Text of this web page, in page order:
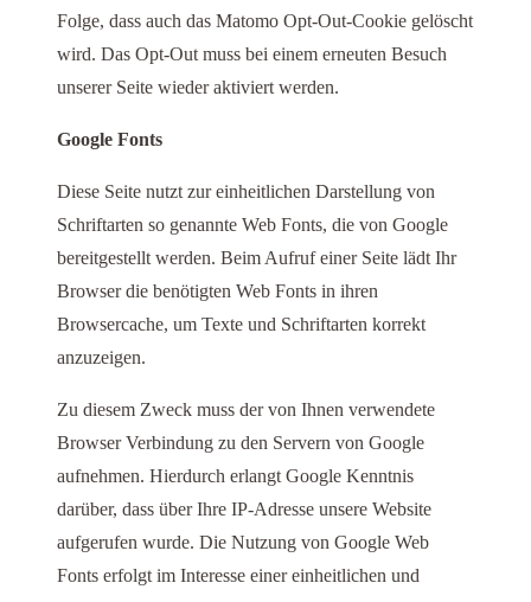
Folge, dass auch das Matomo Opt-Out-Cookie gelöscht
wird. Das Opt-Out muss bei einem erneuten Besuch
unserer Seite wieder aktiviert werden.
Google Fonts
Diese Seite nutzt zur einheitlichen Darstellung von
Schriftarten so genannte Web Fonts, die von Google
bereitgestellt werden. Beim Aufruf einer Seite lädt Ihr
Browser die benötigten Web Fonts in ihren
Browsercache, um Texte und Schriftarten korrekt
anzuzeigen.
Zu diesem Zweck muss der von Ihnen verwendete
Browser Verbindung zu den Servern von Google
aufnehmen. Hierdurch erlangt Google Kenntnis
darüber, dass über Ihre IP-Adresse unsere Website
aufgerufen wurde. Die Nutzung von Google Web
Fonts erfolgt im Interesse einer einheitlichen und